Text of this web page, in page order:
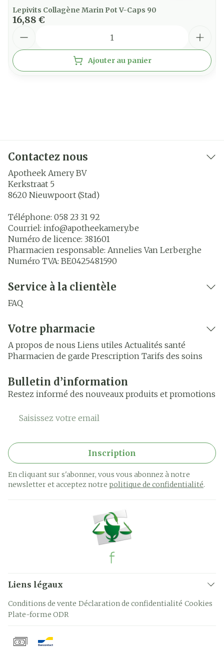
Lepivits Collagène Marin Pot V-Caps 90
16,88 €
Ajouter au panier
Contactez nous
Apotheek Amery BV
Kerkstraat 5
8620 Nieuwpoort (Stad)
Téléphone: 058 23 31 92
Courriel: info@apotheekamery.be
Numéro de licence: 381601
Pharmacien responsable: Annelies Van Lerberghe
Numéro TVA: BE0425481590
Service à la clientèle
FAQ
Votre pharmacie
A propos de nous Liens utiles Actualités santé
Pharmacien de garde Prescription Tarifs des soins
Bulletin d’information
Restez informé des nouveaux produits et promotions
Adresse mail
Inscription
En cliquant sur s'abonner, vous vous abonnez à notre
newsletter et acceptez notre politique de confidentialité.
Liens légaux
Conditions de vente Déclaration de confidentialité Cookies
Plate-forme ODR